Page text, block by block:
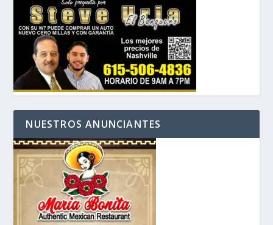
NUESTROS ANUNCIANTES